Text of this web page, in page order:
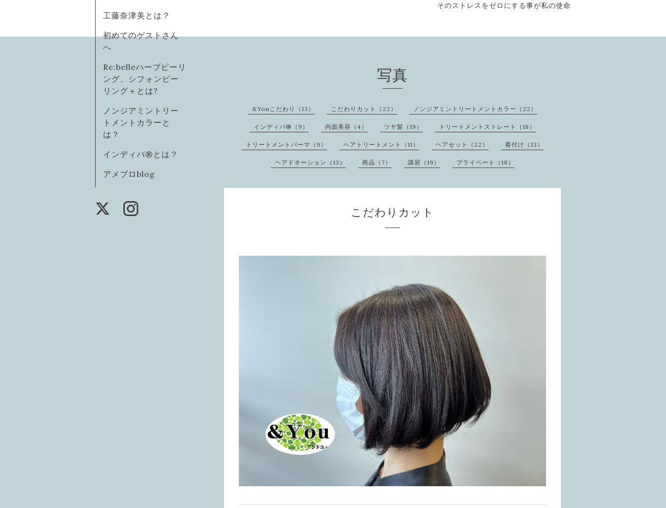
そのストレスをゼロにする事が私の使命
工藤奈津美とは？
初めてのゲストさん
へ
Re:belleハーブピーリ
ング、シフォンピー
リング＋とは?
ノンジアミントリー
トメントカラーと
は？
インディバ®️とは？
アメブロblog
写真
&Youこだわり（13） こだわりカット（22） ノンジアミントリートメントカラー（22）
インディバ®️（9） 内面美容（4） ツヤ髪（19） トリートメントストレート（18）
トリートメントパーマ（9） ヘアトリートメント（11） ヘアセット（22） 着付け（13）
ヘアドネーション（13） 商品（7） 講習（19） プライベート（18）
こだわりカット